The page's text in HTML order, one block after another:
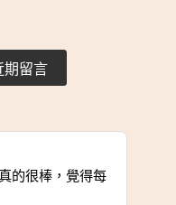
期留言
的很棒，覺得每